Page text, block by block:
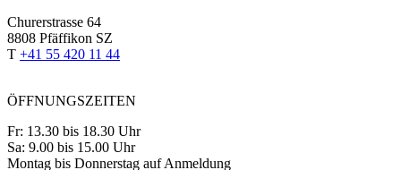
Churerstrasse 64
8808 Pfäffikon SZ
T +41 55 420 11 44
ÖFFNUNGSZEITEN
Fr: 13.30 bis 18.30 Uhr
Sa: 9.00 bis 15.00 Uhr
Montag bis Donnerstag auf Anmeldung